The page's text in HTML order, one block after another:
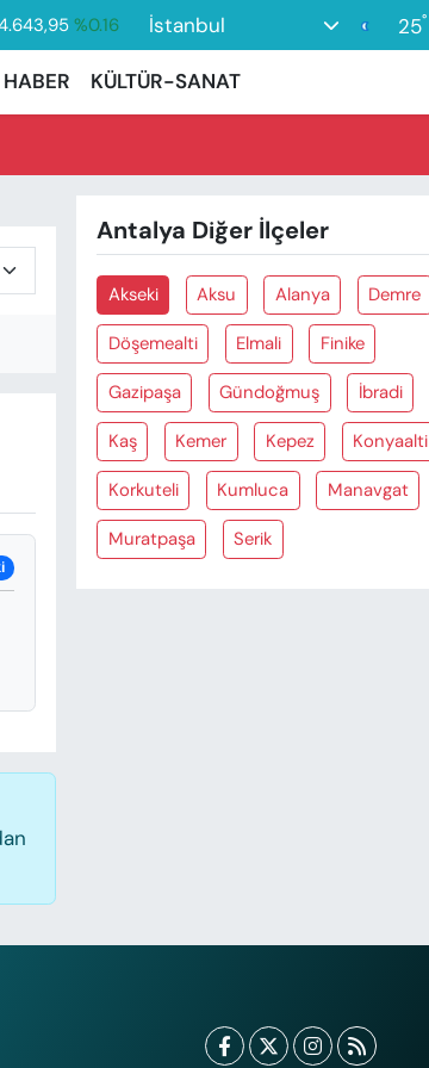
%0.16
47,6704
%0
%-0.08
%70
İstanbul 25°
KÜLTÜR-SANAT
Antalya Diğer İlçeler
Akseki Aksu Alanya Demre
Döşemealti Elmali Finike
Gazipaşa Gündoğmuş İbradi
Kaş Kemer Kepez Konyaalti
Korkuteli Kumluca Manavgat
Muratpaşa Serik